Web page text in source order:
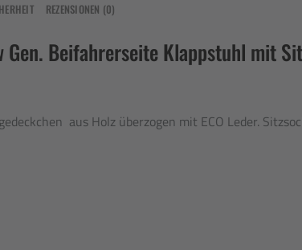
REZENSIONEN (0)
Gen. Beifahrerseite Klappstuhl mit
aus Holz überzogen mit ECO Leder.